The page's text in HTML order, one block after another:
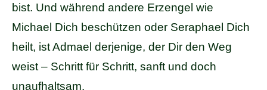
bist. Und während andere Erzengel wie
Michael Dich beschützen oder Seraphael Dich
heilt, ist Admael derjenige, der Dir den Weg
weist – Schritt für Schritt, sanft und doch
unaufhaltsam.